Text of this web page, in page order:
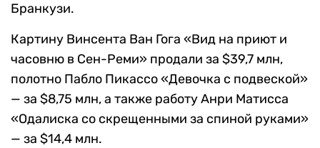
Бранкузи.
Картину Винсента Ван Гога «Вид на приют и
часовню в Сен-Реми» продали за $39,7 млн,
полотно Пабло Пикассо «Девочка с подвеской»
— за $8,75 млн, а также работу Анри Матисса
«Одалиска со скрещенными за спиной руками»
— за $14,4 млн.